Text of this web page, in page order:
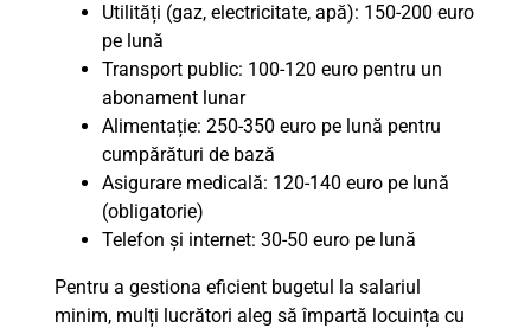
Utilități (gaz, electricitate, apă): 150-200 euro
pe lună
Transport public: 100-120 euro pentru un
abonament lunar
Alimentație: 250-350 euro pe lună pentru
cumpărături de bază
Asigurare medicală: 120-140 euro pe lună
(obligatorie)
Telefon și internet: 30-50 euro pe lună
Pentru a gestiona eficient bugetul la salariul
minim, mulți lucrători aleg să împartă locuința cu